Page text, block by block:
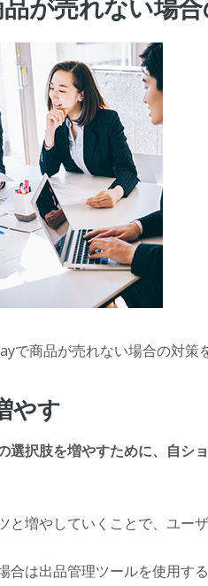
が売れない場
で商品が売れない場合の対策
やす
選択肢を増やすために、自シ
と増やしていくことで、ユー
合は出品管理ツールを使用す